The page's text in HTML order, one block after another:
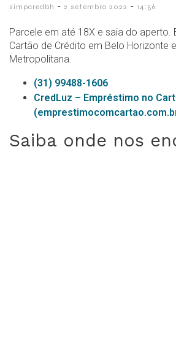
simpcredbh - 2 setembro 2022 - 14:56
Parcele em até 18X e saia do aperto.
Cartão de Crédito em Belo Horizonte
Metropolitana.
(31) 99488-1606
CredLuz – Empréstimo no
Saiba onde nos